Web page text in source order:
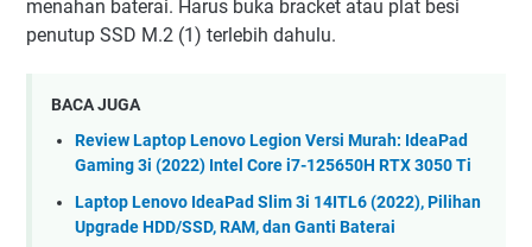
menahan baterai. Harus buka bracket atau plat besi
penutup SSD M.2 (1) terlebih dahulu.
BACA JUGA
Review Laptop Lenovo Legion Versi Murah: IdeaPad
Gaming 3i (2022) Intel Core i7-125650H RTX 3050 Ti
Laptop Lenovo IdeaPad Slim 3i 14ITL6 (2022), Pilihan
Upgrade HDD/SSD, RAM, dan Ganti Baterai